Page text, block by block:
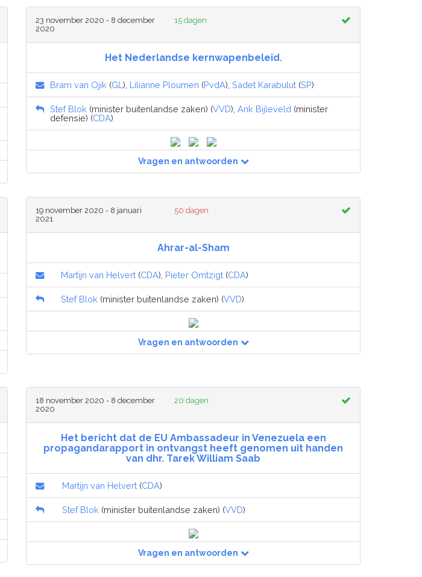
23 november 2020 - 8 december
2020
15 dagen
Het Nederlandse kernwapenbeleid.
Bram van Ojik (GL ), Lilianne Ploumen (PvdA), Sadet Karabulut (SP)
Stef Blok (minister buitenlandse zaken) (VVD), Ank Bijleveld (minister
defensie) (CDA)
Vragen en antwoorden
19 november 2020 - 8 januari
2021
50 dagen
Ahrar-al-Sham
Martijn van Helvert (CDA), Pieter Omtzigt (CDA)
Stef Blok (minister buitenlandse zaken) (VVD)
Vragen en antwoorden
18 november 2020 - 8 december
2020
20 dagen
Het bericht dat de EU Ambassadeur in Venezuela een
propagandarapport in ontvangst heeft genomen uit handen
van dhr. Tarek William Saab
Martijn van Helvert (CDA)
Stef Blok (minister buitenlandse zaken) (VVD)
Vragen en antwoorden